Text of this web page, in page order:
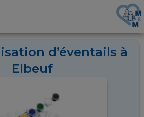
d’éventails à
Elbeuf